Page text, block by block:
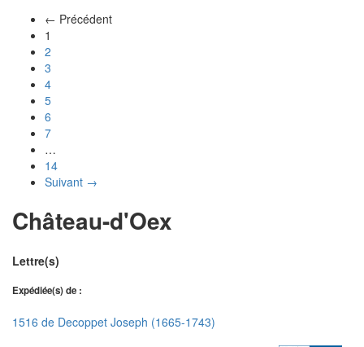
← Précédent
1
2
3
4
5
6
7
…
14
Suivant →
Château-d'Oex
Lettre(s)
Expédiée(s) de :
1516 de Decoppet Joseph (1665-1743)